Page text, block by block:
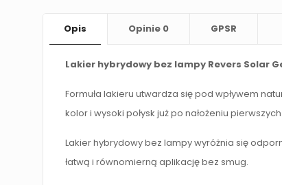
Opis Opinie 0 GPSR
Lakier hybrydowy bez lampy Revers Solar
Formuła lakieru utwardza się pod wpływem
kolor i wysoki połysk już po nałożeniu
Lakier hybrydowy bez lampy wyróżnia się
łatwą i równomierną aplikację bez smug.